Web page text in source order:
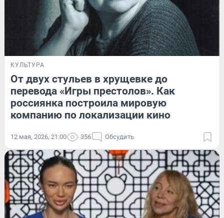
КУЛЬТУРА
От двух стульев в хрущевке до
перевода «Игры престолов». Как
россиянка построила мировую
компанию по локализации кино
12 мая, 2026, 21:00 356 Обсудить